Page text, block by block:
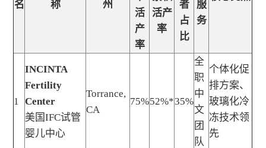
名
称
州
活
产
率
活产
率
者
占
比
服
务
1
INCINTA
Fertility
Center
美国IFC试管
婴儿中心
Torrance,
CA
75%52%*35%
全
职
中
文
团
队
个体化促
排方案、
玻璃化冷
冻技术领
先